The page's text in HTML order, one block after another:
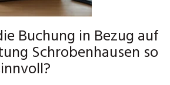
Buchung in Bezug auf
Schrobenhausen so